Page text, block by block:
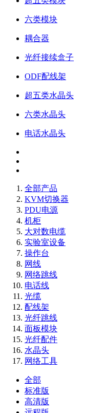
六类模块
耦合器
光纤接续盒子
ODF配线架
超五类水晶头
六类水晶头
电话水晶头
全部产品
KVM切换器
PDU电源
机柜
大对数电缆
实验室设备
操作台
网线
网络跳线
电话线
光缆
配线架
光纤跳线
面板模块
光纤配件
水晶头
网络工具
全部
标准版
高清版